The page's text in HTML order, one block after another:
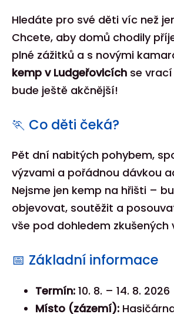
Hledáte pro své děti víc než
Chcete, aby domů chodily
plné zážitků a s novými
kemp v Ludgeřovicích se
bude ještě akčnější!
🏃 Co děti čeká?
Pět dní nabitých pohybem,
výzvami a pořádnou dávkou
Nejsme jen kemp na hřišti –
objevovat, soutěžit a
vše pod dohledem zkušených
📅 Základní informace
Termín: 10. 8. – 14. 8. 2026
Místo (zázemí):